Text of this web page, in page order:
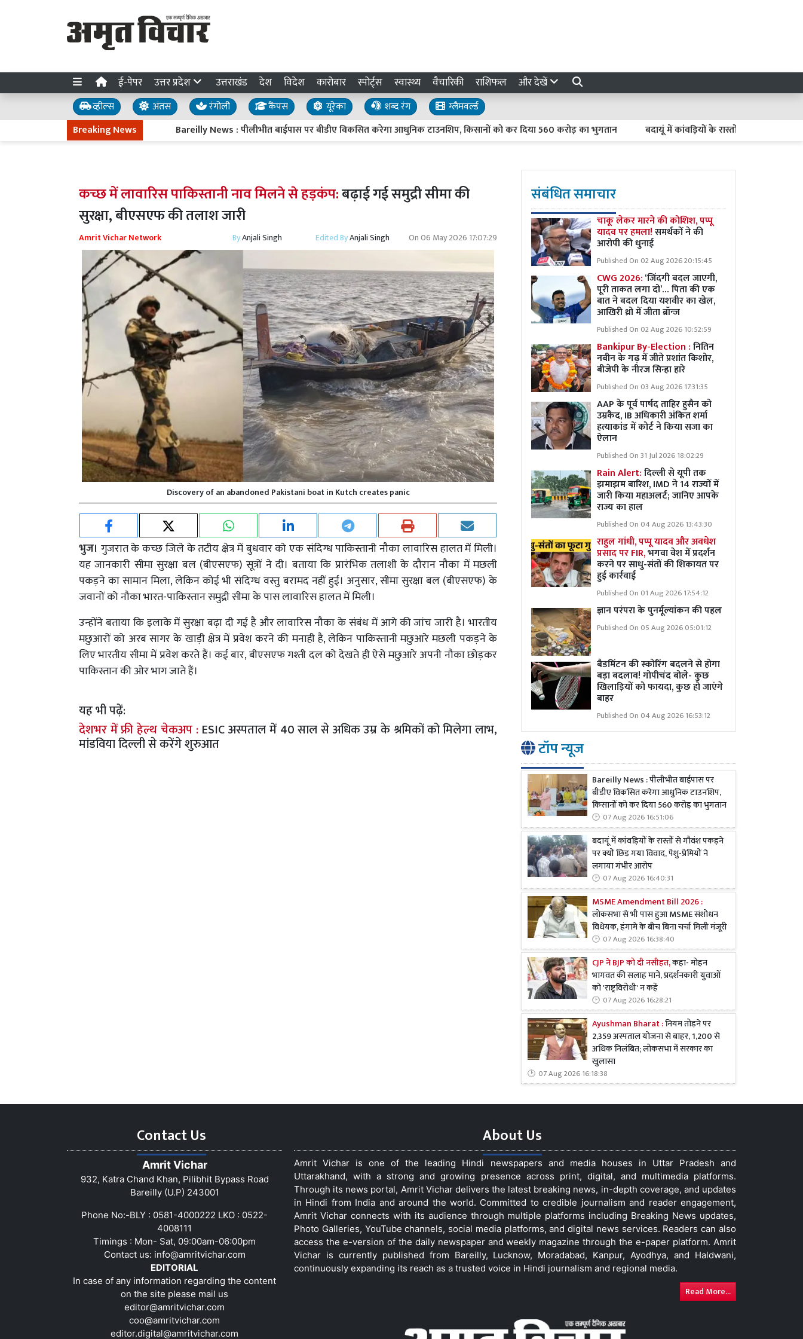
ई-पेपर उत्तर प्रदेश उत्तराखंड देश विदेश कारोबार स्पोर्ट्स स्वास्थ्य वैचारिकी राशिफल और देखें
व्हील्स अंतस रंगोली कैंपस यूरेका शब्द रंग
ग्लैमवर्ल्ड
Breaking News
Bareilly News : पीलीभीत बाईपास पर बीडीए विकसित करेगा आधुनिक टाउनशिप, किसानों को कर दिया 560 करोड़ का भुगतान बदायूं में कांवड़ियों के रास्तों से गौवंश पकड़ने पर
कच्छ में लावारिस पाकिस्तानी नाव मिलने से हड़कंप:बढ़ाई गई समुद्री सीमा की
सुरक्षा, बीएसएफ की तलाश जारी
Amrit Vichar Network ByAnjali Singh Edited ByAnjali Singh On06 May 2026 17:07:29
Discovery of an abandoned Pakistani boat in Kutch creates panic
भुज। गुजरात के कच्छ जिले के तटीय क्षेत्र में बुधवार को एक संदिग्ध पाकिस्तानी नौका लावारिस हालत में मिली।
यह जानकारी सीमा सुरक्षा बल (बीएसएफ) सूत्रों ने दी। बताया कि प्रारंभिक तलाशी के दौरान नौका में मछली
पकड़ने का सामान मिला, लेकिन कोई भी संदिग्ध वस्तु बरामद नहीं हुई। अनुसार, सीमा सुरक्षा बल (बीएसएफ) के
जवानों को नौका भारत-पाकिस्तान समुद्री सीमा के पास लावारिस हालत में मिली।
उन्होंने बताया कि इलाके में सुरक्षा बढ़ा दी गई है और लावारिस नौका के संबंध में आगे की जांच जारी है। भारतीय
मछुआरों को अरब सागर के खाड़ी क्षेत्र में प्रवेश करने की मनाही है, लेकिन पाकिस्तानी मछुआरे मछली पकड़ने के
लिए भारतीय सीमा में प्रवेश करते हैं। कई बार, बीएसएफ गश्ती दल को देखते ही ऐसे मछुआरे अपनी नौका छोड़कर
पाकिस्तान की ओर भाग जाते हैं।
यह भी पढ़ें:
देशभर में फ्री हेल्थ चेकअप : ESIC अस्पताल में 40 साल से अधिक उम्र के श्रमिकों को मिलेगा लाभ,
मांडविया दिल्ली से करेंगे शुरुआत
संबंधित समाचार
चाकू लेकर मारने की कोशिश, पप्पू
यादव पर हमला!समर्थकों ने की
आरोपी की धुनाई
Published On 02 Aug 2026 20:15:45
CWG 2026:‘जिंदगी बदल जाएगी,
पूरी ताकत लगा दो’… पिता की एक
बात ने बदल दिया यशवीर का खेल,
आखिरी थ्रो में जीता ब्रॉन्ज
Published On 02 Aug 2026 10:52:59
Bankipur By-Election :नितिन
नबीन के गढ़ में जीते प्रशांत किशोर,
बीजेपी के नीरज सिन्हा हारे
Published On 03 Aug 2026 17:31:35
AAP के पूर्व पार्षद ताहिर हुसैन को
उम्रकैद, IB अधिकारी अंकित शर्मा
हत्याकांड में कोर्ट ने किया सजा का
ऐलान
Published On 31 Jul 2026 18:02:29
Rain Alert:दिल्ली से यूपी तक
झमाझम बारिश, IMD ने 14 राज्यों में
जारी किया महाअलर्ट; जानिए आपके
राज्य का हाल
Published On 04 Aug 2026 13:43:30
राहुल गांधी, पप्पू यादव और अवधेश
प्रसाद पर FIR,भगवा वेश में प्रदर्शन
करने पर साधु-संतों की शिकायत पर
हुई कार्रवाई
Published On 01 Aug 2026 17:54:12
ज्ञान परंपरा के पुनर्मूल्यांकन की पहल
Published On 05 Aug 2026 05:01:12
बैडमिंटन की स्कोरिंग बदलने से होगा
बड़ा बदलाव! गोपीचंद बोले- कुछ
खिलाड़ियों को फायदा, कुछ हो जाएंगे
बाहर
Published On 04 Aug 2026 16:53:12
टॉप न्यूज
Bareilly News : पीलीभीत बाईपास पर
बीडीए विकसित करेगा आधुनिक टाउनशिप,
किसानों को कर दिया 560 करोड़ का भुगतान
07 Aug 2026 16:51:06
बदायूं में कांवड़ियों के रास्तों से गौवंश पकड़ने
पर क्यों छिड़ गया विवाद, पेशु-प्रेमियों ने
लगाया गंभीर आरोप
07 Aug 2026 16:40:31
MSME Amendment Bill 2026 :
लोकसभा से भी पास हुआ MSME संशोधन
विधेयक, हंगामे के बीच बिना चर्चा मिली मंजूरी
07 Aug 2026 16:38:40
CJP ने BJP को दी नसीहत,कहा- मोहन
भागवत की सलाह मानें, प्रदर्शनकारी युवाओं
को 'राष्ट्रविरोधी' न कहें
07 Aug 2026 16:28:21
Ayushman Bharat :नियम तोड़ने पर
2,359 अस्पताल योजना से बाहर, 1,200 से
अधिक निलंबित; लोकसभा में सरकार का
खुलासा
07 Aug 2026 16:18:38
Contact Us
Amrit Vichar
932, Katra Chand Khan, Pilibhit Bypass Road
Bareilly (U.P) 243001
Phone No:-BLY : 0581-4000222 LKO : 0522-
4008111
Timings : Mon- Sat, 09:00am-06:00pm
Contact us: info@amritvichar.com
EDITORIAL
In case of any information regarding the content
on the site please mail us
editor@amritvichar.com
coo@amritvichar.com
editor.digital@amritvichar.com
About Us
Amrit Vichar is one of the leading Hindi newspapers and media houses in Uttar Pradesh and
Uttarakhand, with a strong and growing presence across print, digital, and multimedia platforms.
Through its news portal, Amrit Vichar delivers the latest breaking news, in-depth coverage, and updates
in Hindi from India and around the world. Committed to credible journalism and reader engagement,
Amrit Vichar connects with its audience through multiple platforms including Breaking News updates,
Photo Galleries, YouTube channels, social media platforms, and digital news services. Readers can also
access the e-version of the daily newspaper and weekly magazine through the e-paper platform. Amrit
Vichar is currently published from Bareilly, Lucknow, Moradabad, Kanpur, Ayodhya, and Haldwani,
continuously expanding its reach as a trusted voice in Hindi journalism and regional media.
Read More...